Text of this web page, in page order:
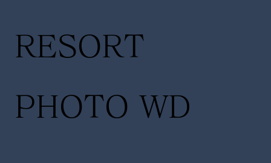
RESORT
PHOTO WD